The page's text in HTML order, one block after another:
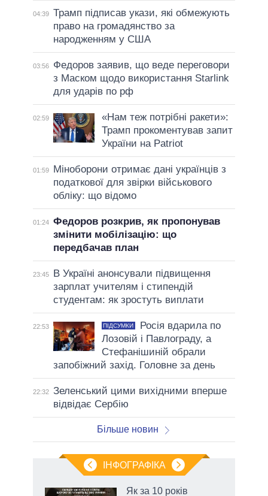
04:39 Трамп підписав укази, які обмежують
право на громадянство за
народженням у США
03:56
Федоров заявив, що веде переговори
з Маском щодо використання Starlink
для ударів по рф
02:59
«Нам теж потрібні ракети»:
Трамп прокоментував запит
України на Patriot
01:59
Міноборони отримає дані українців з
податкової для звірки військового
обліку: що відомо
01:24 Федоров розкрив, як пропонував
змінити мобілізацію: що
передбачав план
23:45
В Україні анонсували підвищення
зарплат учителям і стипендій
студентам: як зростуть виплати
22:53 ПІДСУМКИ
Росія вдарила по
Лозовій і Павлограду, а
Стефанішиній обрали
запобіжний захід. Головне за день
22:32 Зеленський цими вихідними вперше
відвідає Сербію
Більше новин
ІНФОГРАФІКА
Як за 10 років